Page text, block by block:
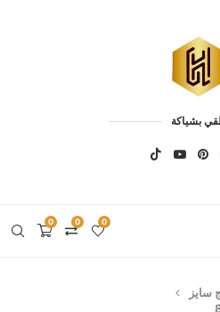
بشياكة
0 0 0
سايز